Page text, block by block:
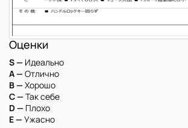
Оценки
S — Идеально
A — Отлично
B — Хорошо
C — Так себе
D — Плохо
E — Ужасно